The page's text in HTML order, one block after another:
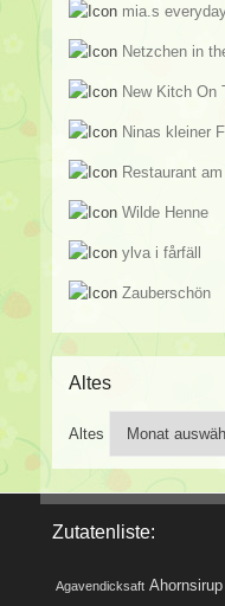
mia.s
Netzchen in
New Kitch On
Ninas kleiner
Restaurant
Wilde Henne
ylva i fårfäll
Zauberschön
Altes
Altes
Zutatenliste:
Agavendicksaft Ahornsirup